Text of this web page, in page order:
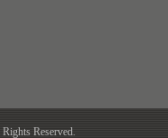
Reserved.